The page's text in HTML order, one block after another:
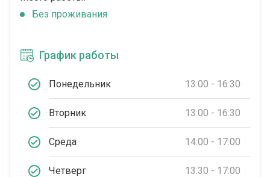
Без проживания
График работы
Понедельник 13:00 - 16:30
Вторник 13:00 - 16:30
Среда 14:00 - 17:00
Четверг 13:30 - 17:00